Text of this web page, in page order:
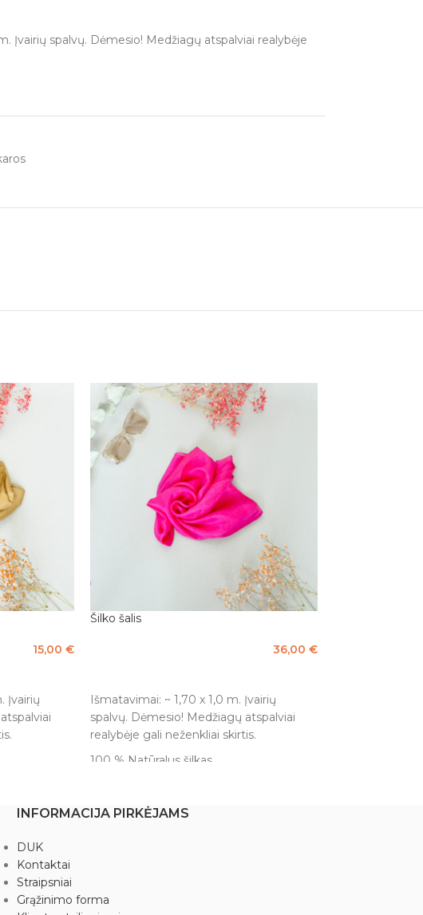
Įvairių spalvų. Dėmesio! Medžiagų atspalviai realybėje
15,00 €
Įvairių
Šilko šalis
36,00 €
Išmatavimai: ~ 1,70 x 1,0 m. Įvairių
spalvų. Dėmesio! Medžiagų atspalviai
realybėje gali neženkliai skirtis.
100 % Natūralus šilkas.
INFORMACIJA PIRKĖJAMS
DUK
Kontaktai
Straipsniai
Grąžinimo forma